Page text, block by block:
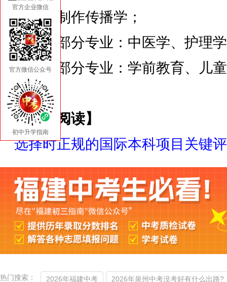
学、媒体制作传播学；
医学类部分专业：中医学、护理
教育类部分专业：学前教育、儿
学。
【相关阅读】
选择时正规的国际本科项目关键
热门搜索： 2026年福建中考 2026年泉州中考没考好有什么出路?
官方企业微信
官方微信公众号
初中升学指南